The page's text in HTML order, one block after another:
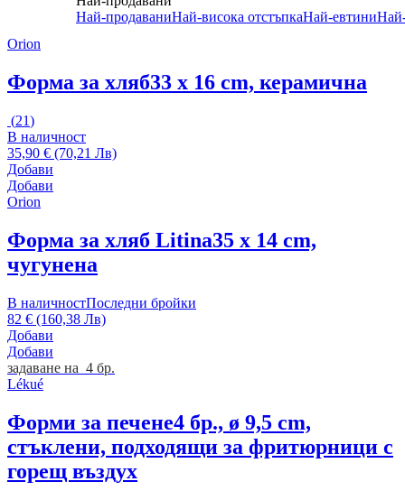
Най-продаваниНай-висока отстъпкаНай-евтини
Orion
Форма за хляб33 x 16 cm, керамична
(21)
В наличност
35,90 € (70,21 Лв)
Добави
Добави
Orion
Форма за хляб Litina35 x 14 cm,
чугунена
В наличностПоследни бройки
82 € (160,38 Лв)
Добави
Добави
задаване на 4 бр.
Lékué
Форми за печене4 бр., ø 9,5 cm,
стъклени, подходящи за фритюрници с
горещ въздух